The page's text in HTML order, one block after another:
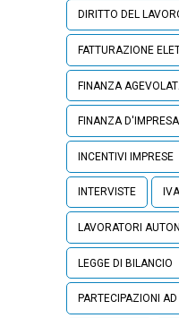
DIRITTO DEL
FATTURAZIONE
FINANZA
FINANZA D'IMPRESA
INCENTIVI IMPRESE
INTERVISTE IVA
LAVORATORI
LEGGE DI BILANCIO
PARTECIPAZIONI AD